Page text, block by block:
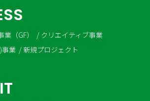
SS
業（GF）
クリエイティブ事業
事業
新規プロジェクト
IT